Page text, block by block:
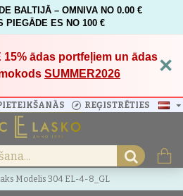
BALTIJĀ – OMNIVA NO 0.00 €
PIEGĀDE ES NO 100 €
15%ādas portfeļiem un ādas
SUMMER2026 ×
REĢISTRĒTIES
Modelis 304 EL-4-8_GL